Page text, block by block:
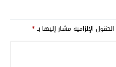
الحقول الإلزامية مشار إليها بـ*